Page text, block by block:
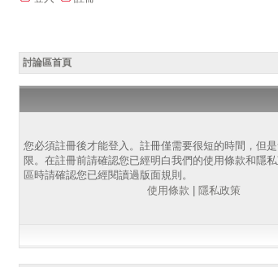
討論區首頁
您必須註冊後才能登入。註冊僅需要很短的時間，但
限。在註冊前請確認您已經明白我們的使用條款和隱
區時請確認您已經閱讀過版面規則。
使用條款
隱私政策